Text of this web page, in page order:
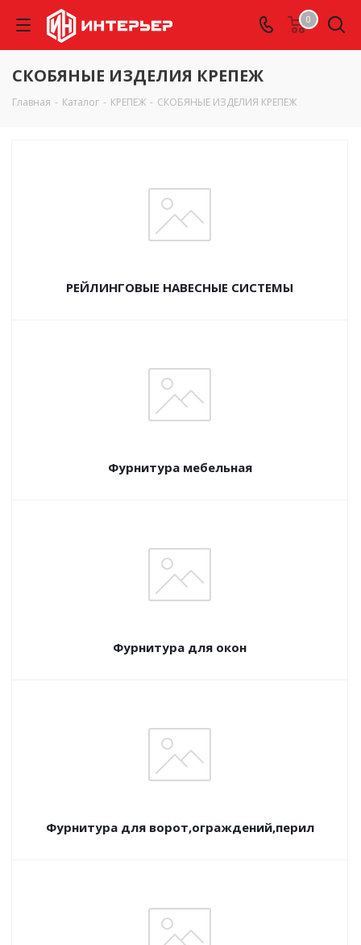
0
СКОБЯНЫЕ ИЗДЕЛИЯ КРЕПЕЖ
Главная - Каталог - КРЕПЕЖ - СКОБЯНЫЕ ИЗДЕЛИЯ КРЕПЕЖ
РЕЙЛИНГОВЫЕ НАВЕСНЫЕ СИСТЕМЫ
Фурнитура мебельная
Фурнитура для окон
Фурнитура для ворот,ограждений,перил